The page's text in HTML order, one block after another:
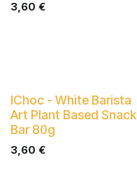
3,60 €
IChoc - White Barista
Art Plant Based Snack
Bar 80g
3,60 €